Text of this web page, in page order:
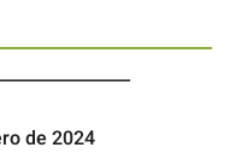
de 2024